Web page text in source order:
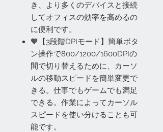
き、より多くのデバイスと接続
してオフィスの効率を高めるの
に便利です。
🧡【3段階DPIモード】簡単ボタ
ン操作で800/1200/1600DPIの
間で切り替えるために、カーソ
ルの移動スピードを簡単変更で
きる。仕事でもゲームでも満足
できる。作業によってカーソル
スピードを使い分けることも可
能です。